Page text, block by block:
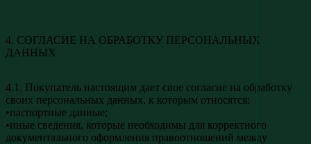
4. СОГЛАСИЕ НА ОБРАБОТКУ ПЕРСОНАЛЬНЫХ
ДАННЫХ
4.1. Покупатель настоящим дает свое согласие на обработку
своих персональных данных, к которым относятся:
•паспортные данные;
•иные сведения, которые необходимы для корректного
документального оформления правоотношений между